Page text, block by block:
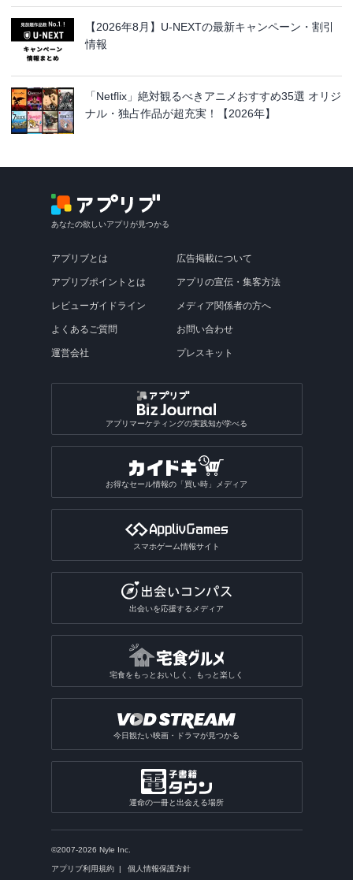
【2026年8月】U-NEXTの最新キャンペーン・割引
情報
「Netflix」絶対観るべきアニメおすすめ35選 オリジ
ナル・独占作品が超充実！【2026年】
あなたの欲しいアプリが見つかる
アプリブとは
アプリブポイントとは
レビューガイドライン
よくあるご質問
運営会社
広告掲載について
アプリの宣伝・集客方法
メディア関係者の方へ
お問い合わせ
プレスキット
アプリマーケティングの実践知が学べる
お得なセール情報の「買い時」メディア
スマホゲーム情報サイト
出会いを応援するメディア
宅食をもっとおいしく、もっと楽しく
今日観たい映画・ドラマが見つかる
運命の一冊と出会える場所
©2007-2026 Nyle Inc.
アプリブ利用規約 個人情報保護方針